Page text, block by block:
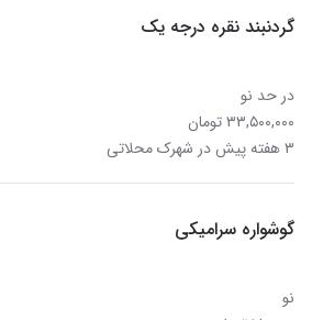
گردنبند نقره درجه یک
در حد نو
۳۳,۵۰۰,۰۰۰ تومان
۳ هفته پیش در شهرک محلاتی
گوشواره سرامیکی
نو